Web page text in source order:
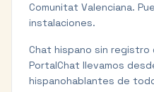
Comunitat Valenciana.
instalaciones.
Chat hispano sin registro
PortalChat llevamos
hispanohablantes de